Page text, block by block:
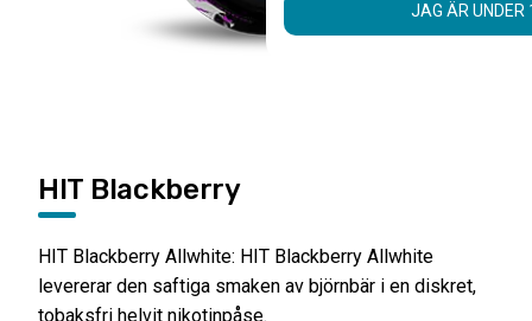
HIT Blackberry
HIT Blackberry Allwhite: HIT Blackberry Allwhite
levererar den saftiga smaken av björnbär i en diskret,
tobaksfri helvit nikotinpåse.
JAG ÄR UNDER